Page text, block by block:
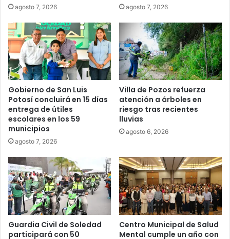
agosto 7, 2026 agosto 7, 2026
Gobierno de San Luis
Potosí concluirá en 15 días
entrega de útiles
escolares en los 59
municipios
agosto 7, 2026
Villa de Pozos refuerza
atención a árboles en
riesgo tras recientes
lluvias
agosto 6, 2026
Guardia Civil de Soledad
participará con 50
Centro Municipal de Salud
Mental cumple un año con